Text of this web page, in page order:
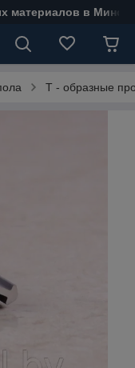
материалов в Минске
Т - образные